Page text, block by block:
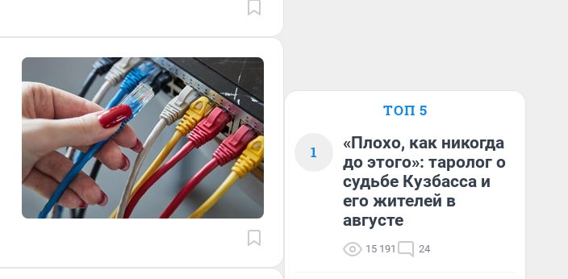
ТОП 5
1
«Плохо, как никогда
до этого»: таролог о
судьбе Кузбасса и
его жителей в
августе
15 191 24